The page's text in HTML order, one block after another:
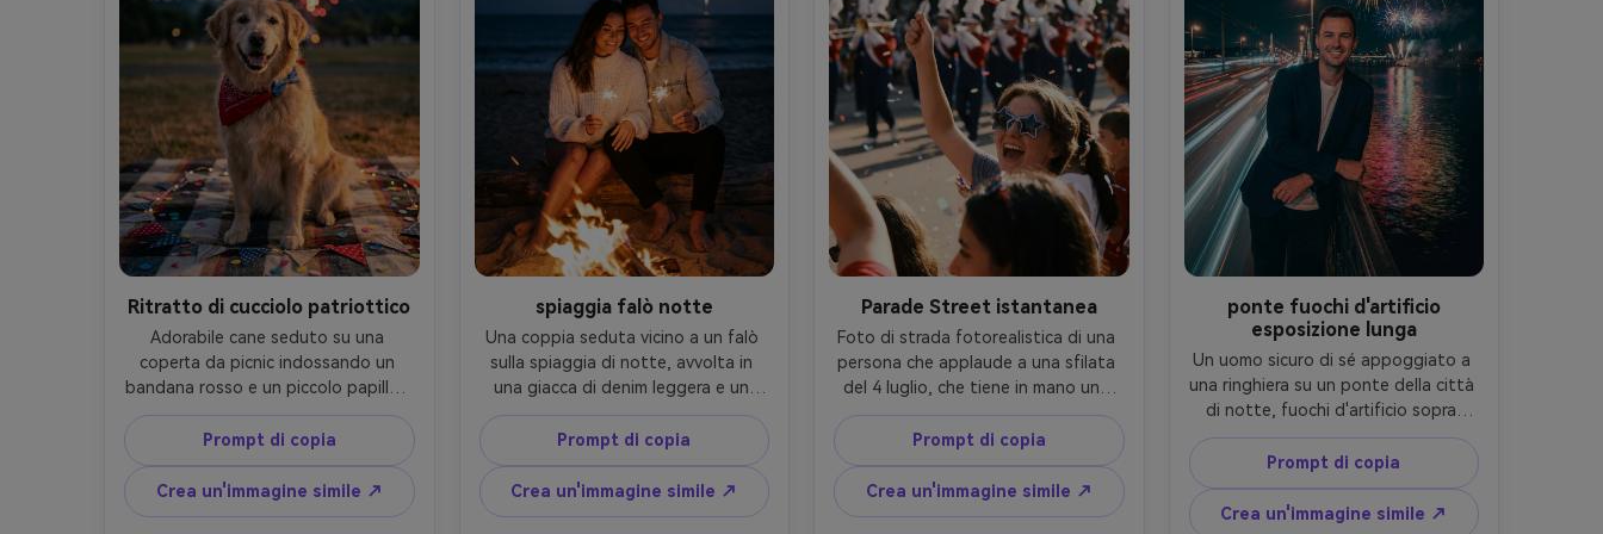
Ritratto di cucciolo patriottico
Adorabile cane seduto su una
coperta da picnic indossando un
bandana rosso e un piccolo papillon
blu, minuscole bandiere e confetti
sparsi intorno, morbida luce serale,
bokeh fuochi d'artificio in
lontananza, scattato su Canon R5,
85mm f/1.8, angolo basso, dettaglio
Prompt di copia
Crea un'immagine simile ↗
spiaggia falò notte
Una coppia seduta vicino a un falò
sulla spiaggia di notte, avvolta in
una giacca di denim leggera e un
maglione in maglia bianca, scintillanti
in mano, fuochi d'artificio
debolmente visibili sopra l'orizzonte
dell'oceano, calda luce di fuoco sui
volti, scattato su Nikon Z6 II, 50mm
Prompt di copia
Crea un'immagine simile ↗
Parade Street istantanea
Foto di strada fotorealistica di una
persona che applaude a una sfilata
del 4 luglio, che tiene in mano una
piccola bandiera e indossa occhiali
da sole con motivo stellato, sole
luminoso di mezzogiorno, confetti
nell'aria, banda di marcia sfocata
sullo sfondo, scattata in stile
Prompt di copia
Crea un'immagine simile ↗
ponte fuochi d'artificio
esposizione lunga
Un uomo sicuro di sé appoggiato a
una ringhiera su un ponte della città
di notte, fuochi d'artificio sopra
creando riflessi colorati sull'acqua,
sottili strisce di luce a lunga
esposizione mantenendo il
soggetto nitido, indossando un
Prompt di copia
Crea un'immagine simile ↗